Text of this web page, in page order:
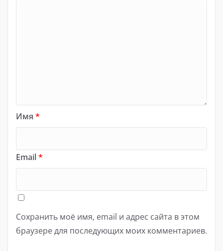
Имя *
Email*
Сохранить моё имя, email и адрес сайта в этом
браузере для последующих моих комментариев.